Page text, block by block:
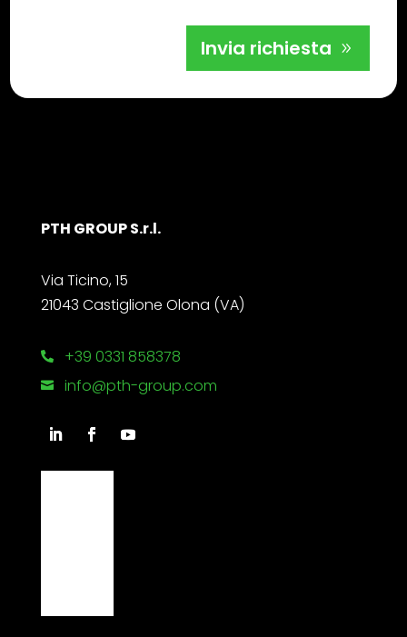
Invia richiesta
PTH GROUP S.r.l.
Via Ticino, 15
21043 Castiglione Olona (VA)
 +39 0331 858378
 info@pth-group.com